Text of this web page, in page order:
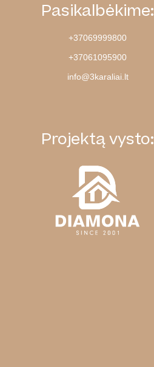
Pasikalbėkime:
+37069999800
+37061095900
info@3karaliai.lt
Projektą vysto: